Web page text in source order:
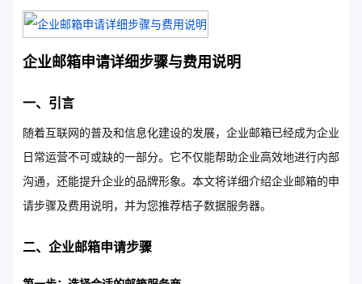
企业邮箱申请详细步骤与费用说明
一、引言
随着互联网的普及和信息化建设的发展，企业邮箱已经成为企业
日常运营不可或缺的一部分。它不仅能帮助企业高效地进行内部
沟通，还能提升企业的品牌形象。本文将详细介绍企业邮箱的申
请步骤及费用说明，并为您推荐桔子数据服务器。
二、企业邮箱申请步骤